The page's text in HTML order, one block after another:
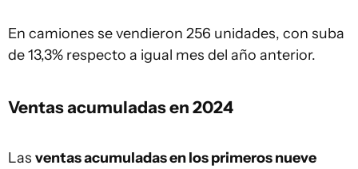
En camiones se vendieron 256 unidades, con suba
de 13,3% respecto a igual mes del año anterior.
Ventas acumuladas en 2024
Las ventas acumuladas en los primeros nueve